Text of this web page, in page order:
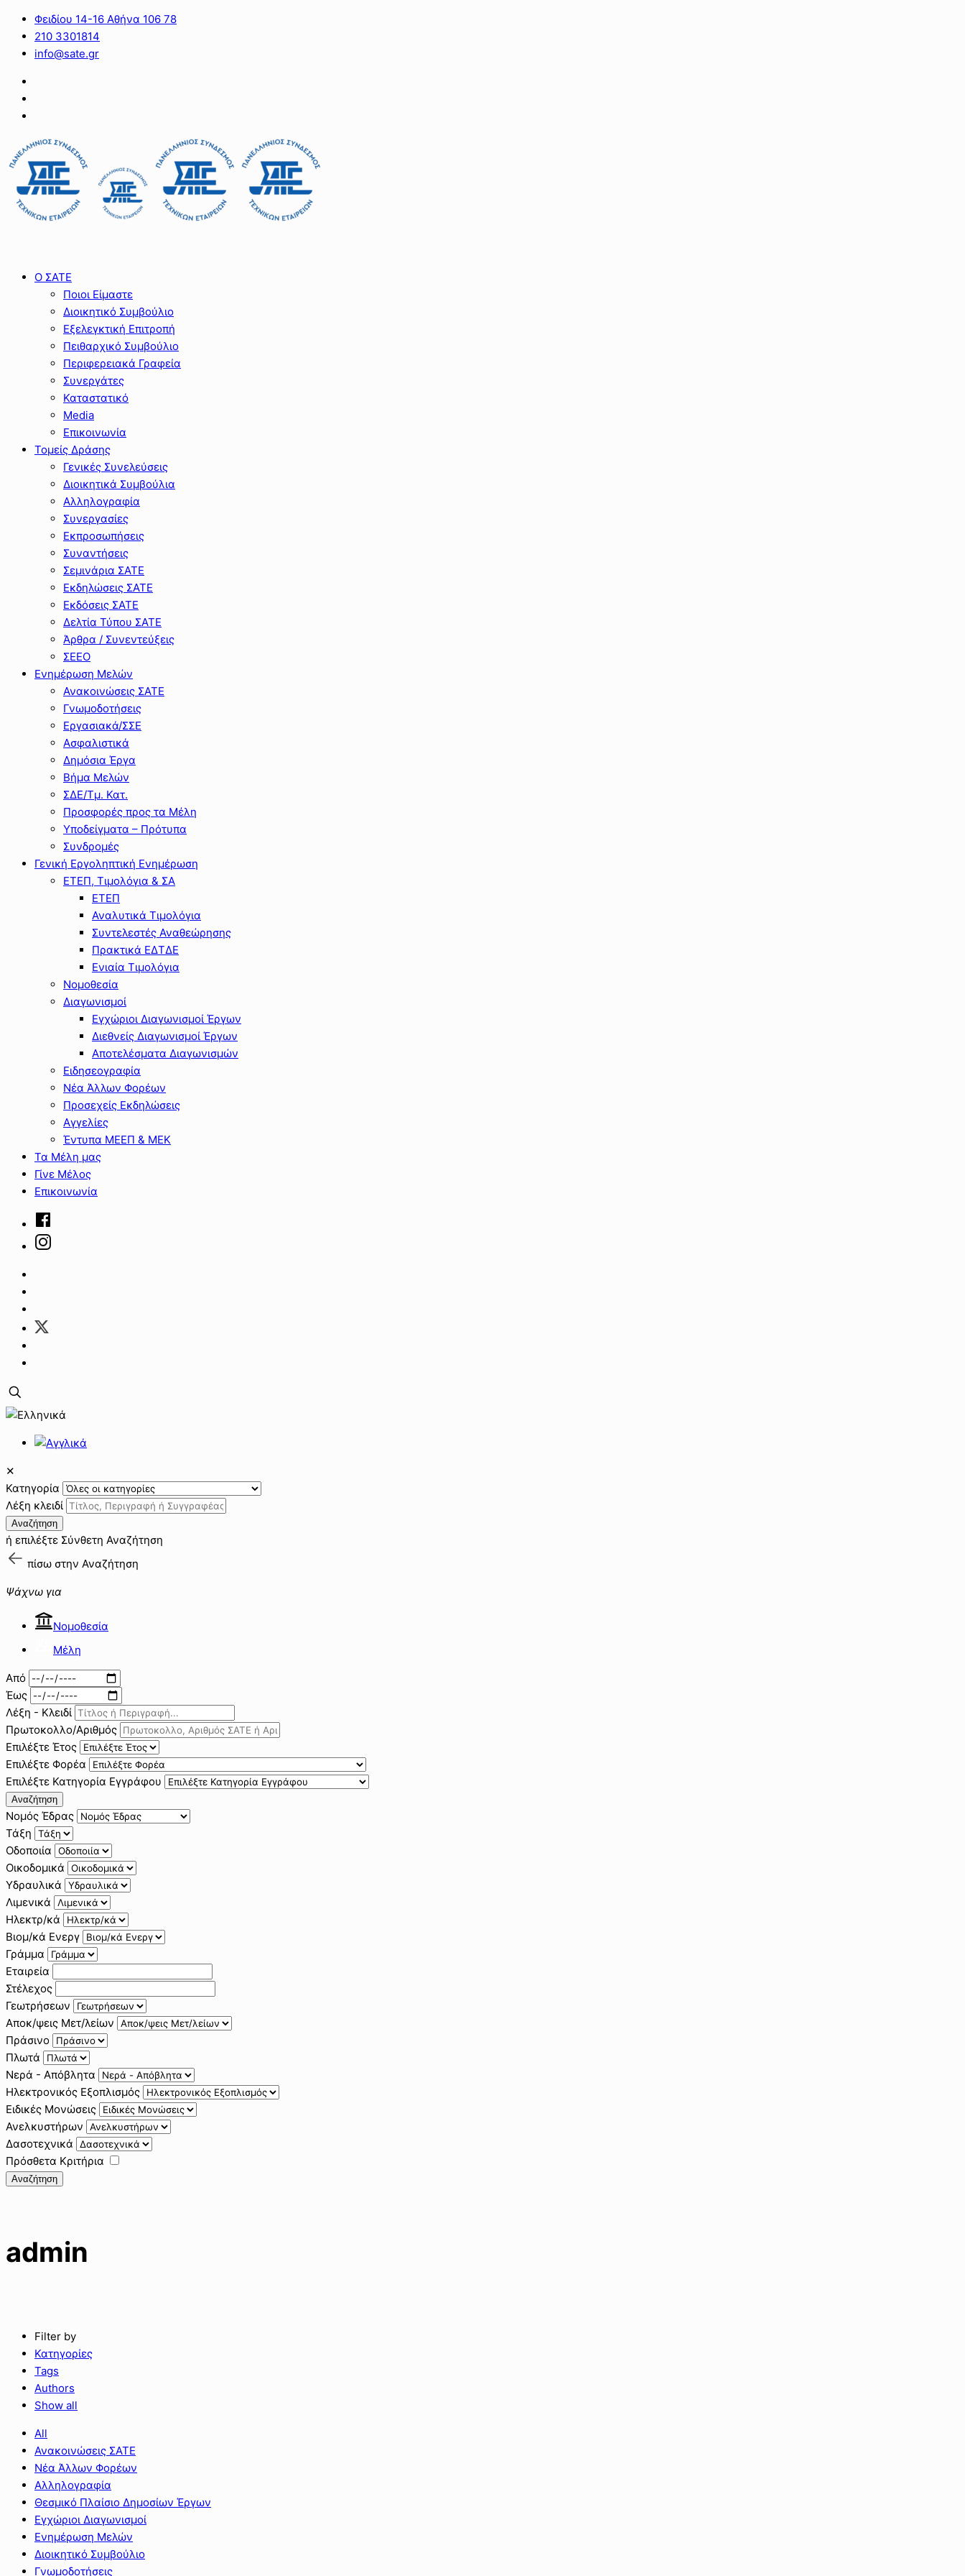
Φειδίου 14-16 Αθήνα 106 78
210 3301814
info@sate.gr
Ο ΣΑΤΕ
Ποιοι Είμαστε
Διοικητικό Συμβούλιο
Εξελεγκτική Επιτροπή
Πειθαρχικό Συμβούλιο
Περιφερειακά Γραφεία
Συνεργάτες
Καταστατικό
Media
Επικοινωνία
Τομείς Δράσης
Γενικές Συνελεύσεις
Διοικητικά Συμβούλια
Αλληλογραφία
Συνεργασίες
Εκπροσωπήσεις
Συναντήσεις
Σεμινάρια ΣΑΤΕ
Εκδηλώσεις ΣΑΤΕ
Εκδόσεις ΣΑΤΕ
Δελτία Τύπου ΣΑΤΕ
Άρθρα / Συνεντεύξεις
ΣΕΕΟ
Ενημέρωση Μελών
Ανακοινώσεις ΣΑΤΕ
Γνωμοδοτήσεις
Εργασιακά/ΣΣΕ
Ασφαλιστικά
Δημόσια Έργα
Βήμα Μελών
ΣΔΕ/Τμ. Κατ.
Προσφορές προς τα Μέλη
Υποδείγματα – Πρότυπα
Συνδρομές
Γενική Εργοληπτική Ενημέρωση
ΕΤΕΠ, Τιμολόγια & ΣΑ
ΕΤΕΠ
Αναλυτικά Τιμολόγια
Συντελεστές Αναθεώρησης
Πρακτικά ΕΔΤΔΕ
Ενιαία Τιμολόγια
Νομοθεσία
Διαγωνισμοί
Εγχώριοι Διαγωνισμοί Έργων
Διεθνείς Διαγωνισμοί Έργων
Αποτελέσματα Διαγωνισμών
Ειδησεογραφία
Νέα Άλλων Φορέων
Προσεχείς Εκδηλώσεις
Αγγελίες
Έντυπα ΜΕΕΠ & ΜΕΚ
Τα Μέλη μας
Γίνε Μέλος
Επικοινωνία
✕
Κατηγορία
Λέξη κλειδί
Αναζήτηση
ή επιλέξτε Σύνθετη Αναζήτηση
πίσω στην Αναζήτηση
Ψάχνω για
Νομοθεσία
Μέλη
Από
Έως
Λέξη - Κλειδί
Πρωτοκολλο/Αριθμός
Επιλέξτε Έτος
Επιλέξτε Φορέα
Επιλέξτε Κατηγορία Εγγράφου
Αναζήτηση
Νομός Έδρας
Τάξη
Οδοποιία
Οικοδομικά
Υδραυλικά
Λιμενικά
Ηλεκτρ/κά
Βιομ/κά Ενεργ
Γράμμα
Εταιρεία
Στέλεχος
Γεωτρήσεων
Αποκ/ψεις Μετ/λείων
Πράσινο
Πλωτά
Νερά - Απόβλητα
Ηλεκτρονικός Εξοπλισμός
Ειδικές Μονώσεις
Ανελκυστήρων
Δασοτεχνικά
Πρόσθετα Κριτήρια
Αναζήτηση
admin
Filter by
Κατηγορίες
Tags
Authors
Show all
All
Ανακοινώσεις ΣΑΤΕ
Νέα Άλλων Φορέων
Αλληλογραφία
Θεσμικό Πλαίσιο Δημοσίων Έργων
Εγχώριοι Διαγωνισμοί
Ενημέρωση Μελών
Διοικητικό Συμβούλιο
Γνωμοδοτήσεις